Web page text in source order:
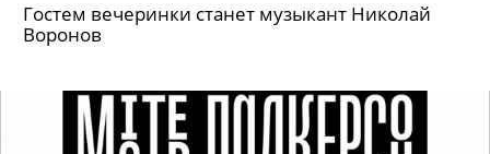
Гостем вечеринки станет музыкант Николай
Воронов